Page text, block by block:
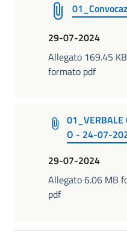
29-07-2024
Allegato 169.45 KB
formato pdf
01_VERBALE
O - 24-07-
29-07-2024
Allegato 6.06 MB
pdf